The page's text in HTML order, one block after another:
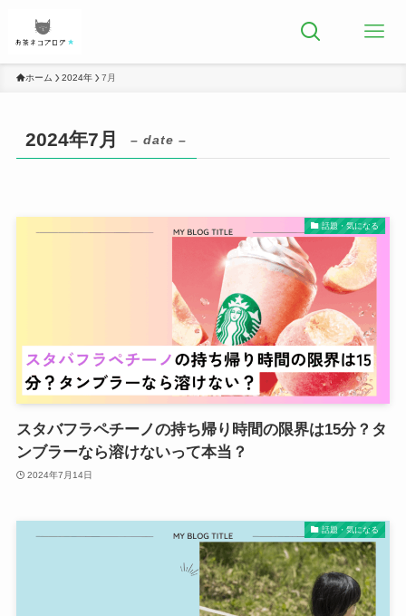
ホーム 2024年 7月
2024年7月 – date –
話題・気になる
スタバフラペチーノの持ち帰り時間の限界は15分？タ
ンブラーなら溶けないって本当？
2024年7月14日
話題・気になる